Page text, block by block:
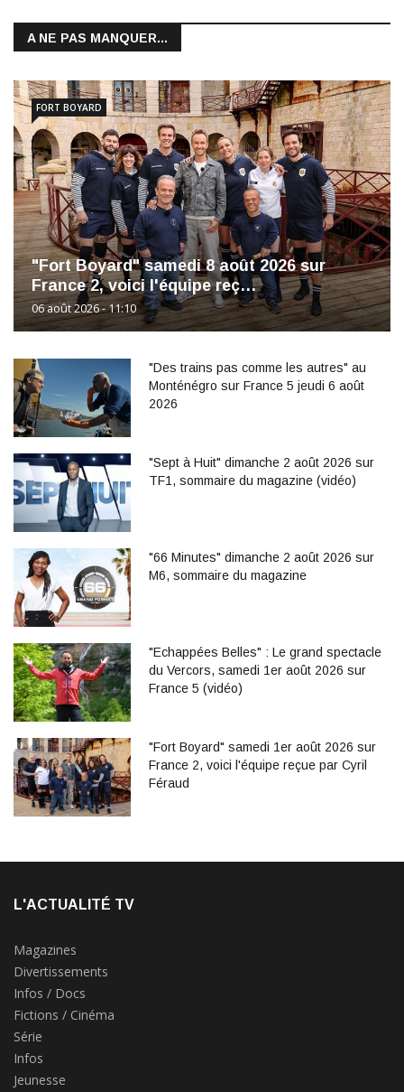
A NE PAS MANQUER...
"Fort Boyard" samedi 8 août 2026 sur
France 2, voici l'équipe reç…
06 août 2026 - 11:10
FORT BOYARD
"Des trains pas comme les autres" au
Monténégro sur France 5 jeudi 6 août
2026
"Sept à Huit" dimanche 2 août 2026 sur
TF1, sommaire du magazine (vidéo)
"66 Minutes" dimanche 2 août 2026 sur
M6, sommaire du magazine
"Echappées Belles" : Le grand spectacle
du Vercors, samedi 1er août 2026 sur
France 5 (vidéo)
"Fort Boyard" samedi 1er août 2026 sur
France 2, voici l'équipe reçue par Cyril
Féraud
L'ACTUALITÉ TV
Magazines
Divertissements
Infos / Docs
Fictions / Cinéma
Série
Infos
Jeunesse